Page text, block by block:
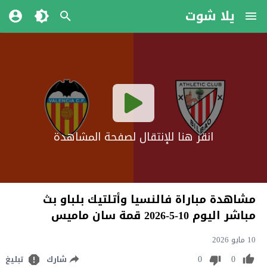
يلا شوت
انقر هنا للإنتقال لصفحة المشاهدة
مشاهدة مباراة فالنسيا وأتلتيك بلباو بث
مباشر اليوم 10-5-2026 قمة سان ماميس
10 مايو 2026
0
0 شارك تبليغ